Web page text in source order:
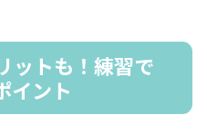
ットも！練習で
イント